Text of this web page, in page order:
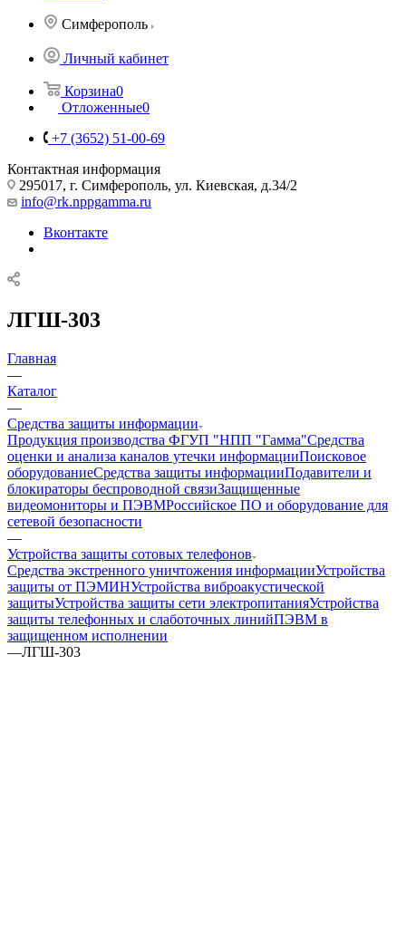
Симферополь
Личный кабинет
Корзина0
Отложенные0
+7 (3652) 51-00-69
Контактная информация
295017, г. Симферополь, ул. Киевская, д.34/2
info@rk.nppgamma.ru
Вконтакте
ЛГШ-303
Главная
—
Каталог
—
Средства защиты информации
Продукция производства ФГУП "НПП "Гамма"Средства
оценки и анализа каналов утечки информацииПоисковое
оборудованиеСредства защиты информацииПодавители и
блокираторы беспроводной связиЗащищенные
видеомониторы и ПЭВМРоссийское ПО и оборудование для
сетевой безопасности
—
Устройства защиты сотовых телефонов
Средства экстренного уничтожения информацииУстройства
защиты от ПЭМИНУстройства виброакустической
защитыУстройства защиты сети электропитанияУстройства
защиты телефонных и слаботочных линийПЭВМ в
защищенном исполнении
—ЛГШ-303